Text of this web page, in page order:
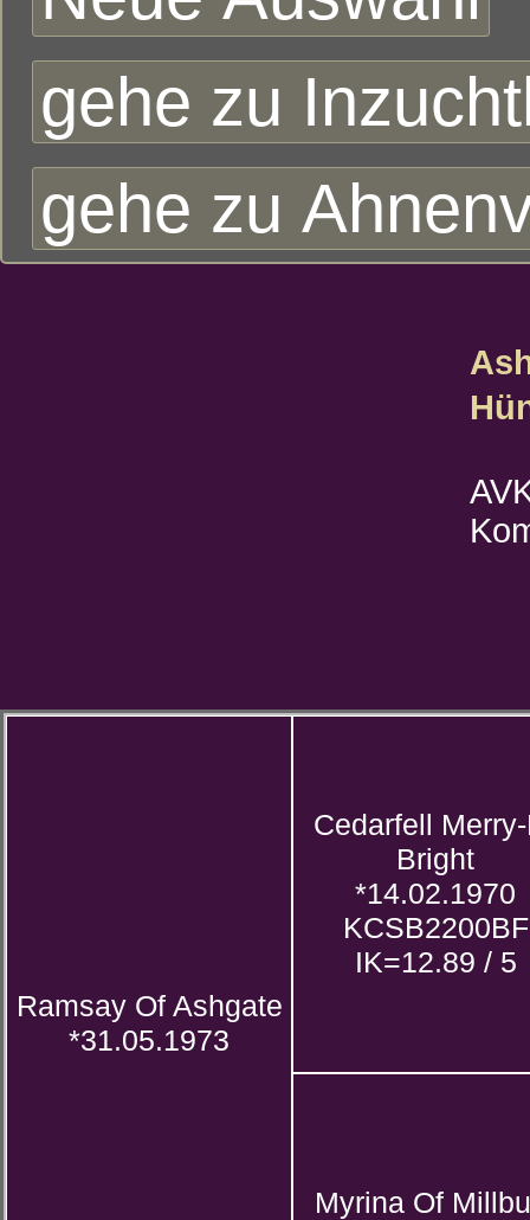
Ramsay Of Ashgate
*31.05.1973
Cedarfell
Bright
*14.02.1970
KCSB2200BF
IK=12.89 / 5
Myrina Of